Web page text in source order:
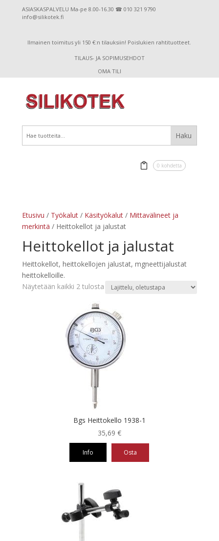
ASIASKASPALVELU Ma-pe 8.00-16.30 ☎ 010 321 9790
info@silikotek.fi
Ilmainen toimitus yli 150 €:n tilauksiin! Poislukien rahtituotteet.
TILAUS- JA SOPIMUSEHDOT
OMA TILI
0 kohdetta
Etusivu / Työkalut/ Käsityökalut/ Mittavälineet ja
merkintä / Heittokellot ja jalustat
Heittokellot ja jalustat
Heittokellot, heittokellojen jalustat, mgneettijalustat
heittokelloille.
Näytetään kaikki 2 tulosta
Bgs Heittokello 1938-1
35,69 €
Info Osta